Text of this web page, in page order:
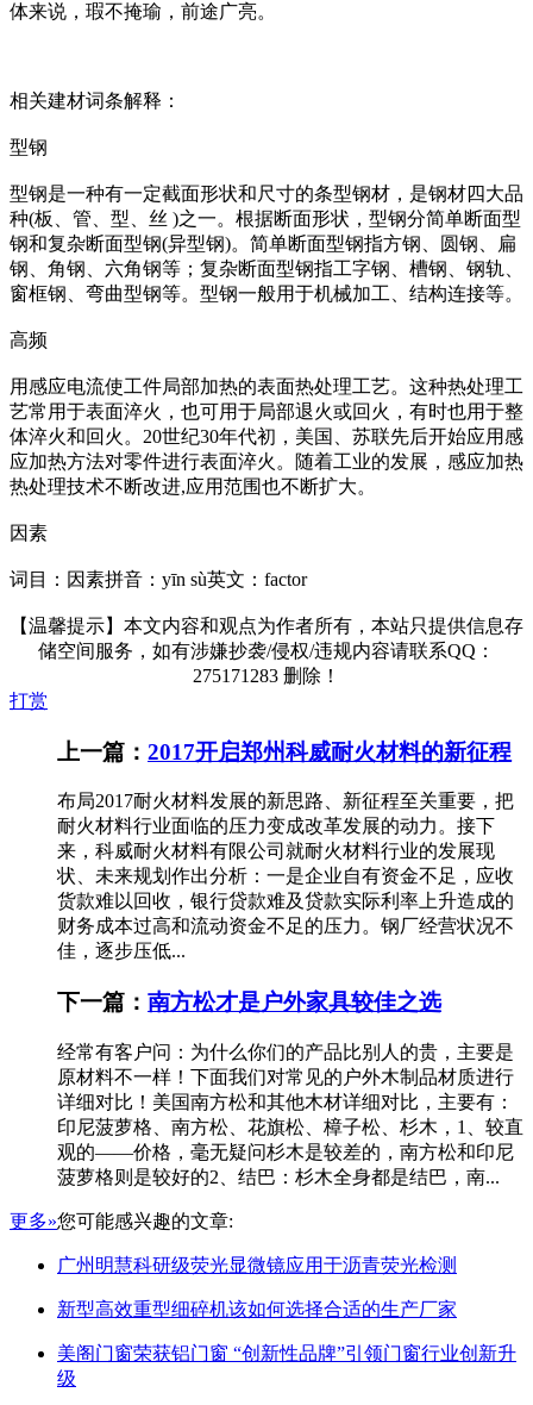
体来说，瑕不掩瑜，前途广亮。
相关建材词条解释：
型钢
型钢是一种有一定截面形状和尺寸的条型钢材，是钢材四大品
种(板、管、型、丝 )之一。根据断面形状，型钢分简单断面型
钢和复杂断面型钢(异型钢)。简单断面型钢指方钢、圆钢、扁
钢、角钢、六角钢等；复杂断面型钢指工字钢、槽钢、钢轨、
窗框钢、弯曲型钢等。型钢一般用于机械加工、结构连接等。
高频
用感应电流使工件局部加热的表面热处理工艺。这种热处理工
艺常用于表面淬火，也可用于局部退火或回火，有时也用于整
体淬火和回火。20世纪30年代初，美国、苏联先后开始应用感
应加热方法对零件进行表面淬火。随着工业的发展，感应加热
热处理技术不断改进,应用范围也不断扩大。
因素
词目：因素拼音：yīn sù英文：factor
【温馨提示】本文内容和观点为作者所有，本站只提供信息存
储空间服务，如有涉嫌抄袭/侵权/违规内容请联系QQ：
275171283 删除！
打赏
上一篇： 2017开启郑州科威耐火材料的新征程
布局2017耐火材料发展的新思路、新征程至关重要，把
耐火材料行业面临的压力变成改革发展的动力。接下
来，科威耐火材料有限公司就耐火材料行业的发展现
状、未来规划作出分析：一是企业自有资金不足，应收
货款难以回收，银行贷款难及贷款实际利率上升造成的
财务成本过高和流动资金不足的压力。钢厂经营状况不
佳，逐步压低...
下一篇： 南方松才是户外家具较佳之选
经常有客户问：为什么你们的产品比别人的贵，主要是
原材料不一样！下面我们对常见的户外木制品材质进行
详细对比！美国南方松和其他木材详细对比，主要有：
印尼菠萝格、南方松、花旗松、樟子松、杉木，1、较直
观的——价格，毫无疑问杉木是较差的，南方松和印尼
菠萝格则是较好的2、结巴：杉木全身都是结巴，南...
更多»您可能感兴趣的文章:
广州明慧科研级荧光显微镜应用于沥青荧光检测
新型高效重型细碎机该如何选择合适的生产厂家
美阁门窗荣获铝门窗 “创新性品牌”引领门窗行业创新升
级